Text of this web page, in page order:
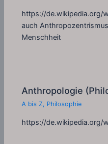
https://de.wikipedia.org/
auch
Menschheit
Anthropologie
A bis Z, Philosophie
https://de.wikipedia.org/